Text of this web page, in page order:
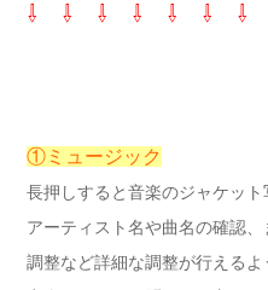
⇩ ⇩ ⇩ ⇩ ⇩ ⇩ ⇩
①ミュージック
長押しすると音楽のジャケッ
アーティスト名や曲名の確認
調整など詳細な調整が行えるよ